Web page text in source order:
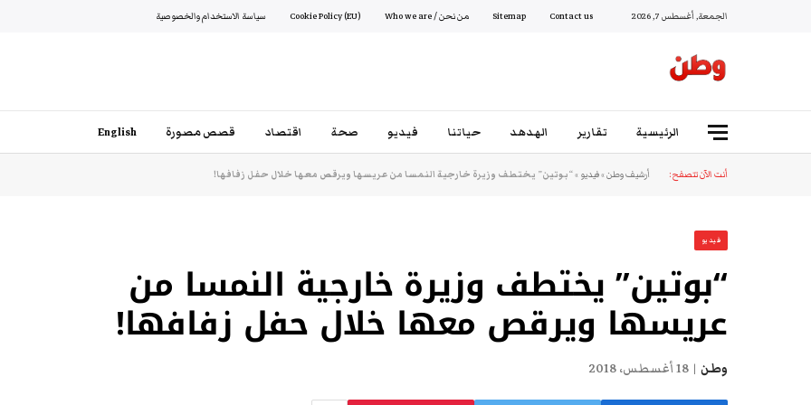
الجمعة, أغسطس 7, 2026 Contact us
Sitemap من نحن / Who we are Cookie Policy (EU) سياسة الاستخدام والخصوصية
الرئيسية تقارير الهدهد حياتنا فيديو صحة اقتصاد قصص مصورة English
أنت الآن تتصفح: أرشيف وطن»فيديو»“بوتين” يختطف وزيرة خارجية النمسا من عريسها ويرقص معها خلال حفل زفافها!
فيديو
“بوتين” يختطف وزيرة خارجية النمسا من
عريسها ويرقص معها خلال حفل زفافها!
وطن 18 أغسطس، 2018